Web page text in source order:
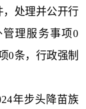
，处理并公开行
理服务事项0
0条，行政强制
年步头降苗族